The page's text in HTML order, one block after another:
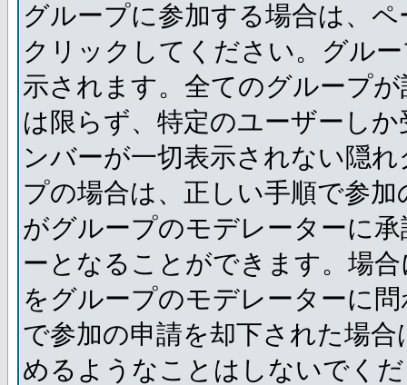
グループに参加する場合は、
クリックしてください。グル
示されます。全てのグループ
は限らず、特定のユーザーし
ンバーが一切表示されない隠
プの場合は、正しい手順で参
がグループのモデレーターに
ーとなることができます。場
をグループのモデレーターに
で参加の申請を却下された場
めるようなことはしないでく